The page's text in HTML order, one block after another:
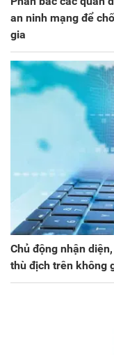
an ninh mạng để
gia
Chủ động nhận
thù địch trên không